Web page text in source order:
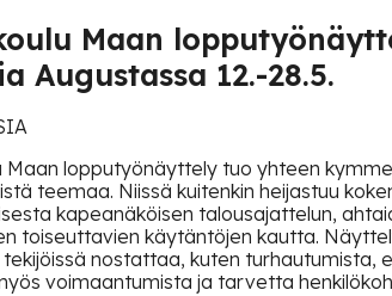
Maan
Augustassa 12.-28.5.
Maan lopputyönäyttely tuo yhteen
teemaa. Niissä kuitenkin heijastuu
kapeanäköisen talousajattelun,
toiseuttavien käytäntöjen kautta.
nostattaa, kuten turhautumista,
voimaantumista ja tarvetta